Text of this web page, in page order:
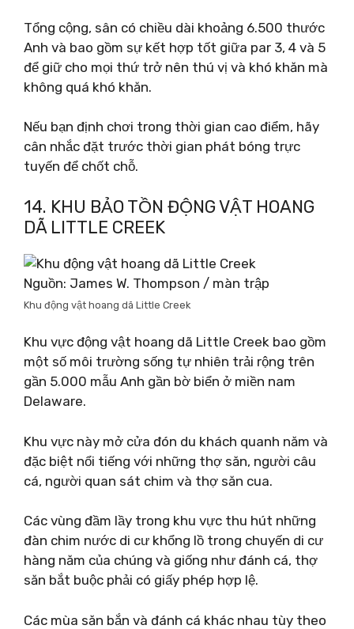
Tổng cộng, sân có chiều dài khoảng 6.500 thước
Anh và bao gồm sự kết hợp tốt giữa par 3, 4 và 5
để giữ cho mọi thứ trở nên thú vị và khó khăn mà
không quá khó khăn.
Nếu bạn định chơi trong thời gian cao điểm, hãy
cân nhắc đặt trước thời gian phát bóng trực
tuyến để chốt chỗ.
14. KHU BẢO TỒN ĐỘNG VẬT HOANG
DÃ LITTLE CREEK
Nguồn: James W. Thompson / màn trập
Khu động vật hoang dã Little Creek
Khu vực động vật hoang dã Little Creek bao gồm
một số môi trường sống tự nhiên trải rộng trên
gần 5.000 mẫu Anh gần bờ biển ở miền nam
Delaware.
Khu vực này mở cửa đón du khách quanh năm và
đặc biệt nổi tiếng với những thợ săn, người câu
cá, người quan sát chim và thợ săn cua.
Các vùng đầm lầy trong khu vực thu hút những
đàn chim nước di cư khổng lồ trong chuyến di cư
hàng năm của chúng và giống như đánh cá, thợ
săn bắt buộc phải có giấy phép hợp lệ.
Các mùa săn bắn và đánh cá khác nhau tùy theo